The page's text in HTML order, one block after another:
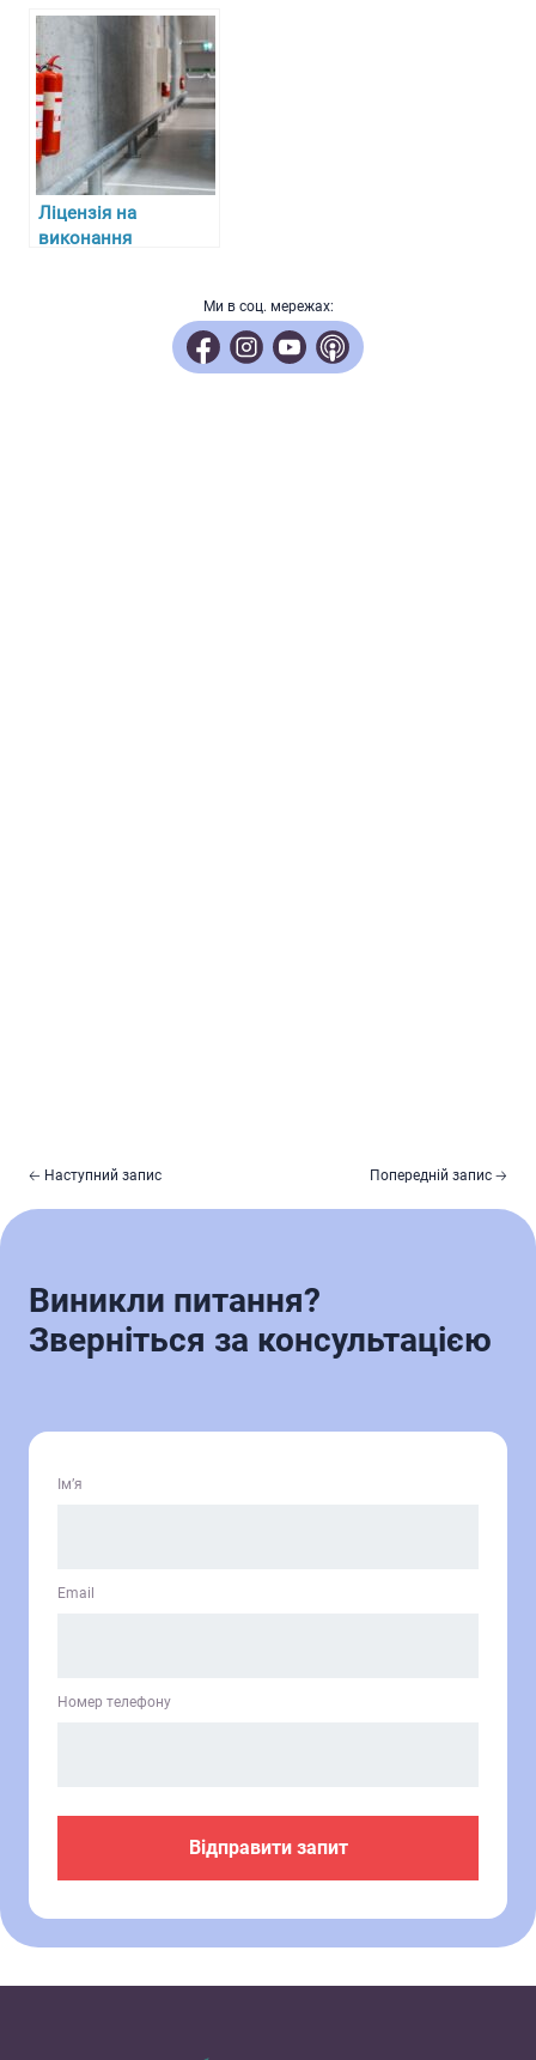
та складнощі з
отриманням
ліцензій для лікарів-
біженців
Ліцензія на
виконання
Ми в соц. мережах:
🡠 Наступний запис Попередній запис 🡢
Виникли питання?
Зверніться за консультацією
Ім’я
Email
Номер телефону